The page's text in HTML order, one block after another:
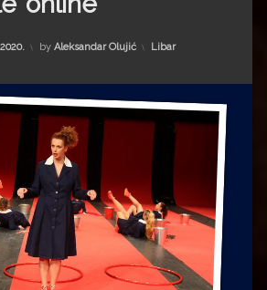
by Aleksandar Olujić Kategorije:
Libar